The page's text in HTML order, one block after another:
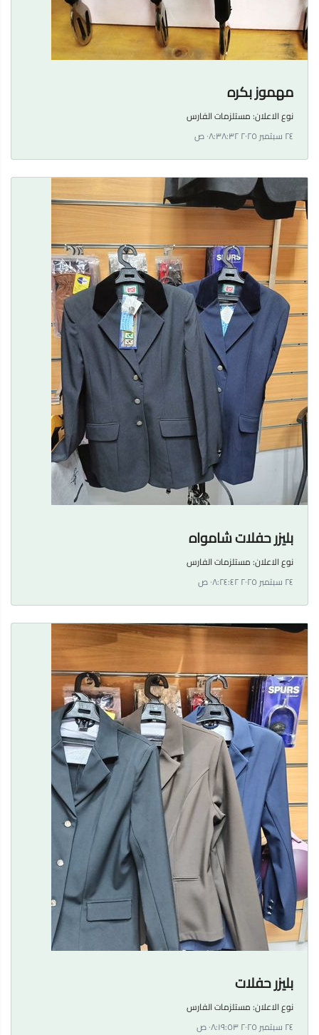
مهموز بكره
نوع الاعلان:مستلزمات الفارس
٢٤ سبتمبر ٢٠٢٥ ٠٨:٣٨:٣٢ ص
بليزر حفلات شامواه
نوع الاعلان:مستلزمات الفارس
٢٤ سبتمبر ٢٠٢٥ ٠٨:٢٤:٤٢ ص
بليزر حفلات
نوع الاعلان:مستلزمات الفارس
٢٤ سبتمبر ٢٠٢٥ ٠٨:١٩:٥٣ ص